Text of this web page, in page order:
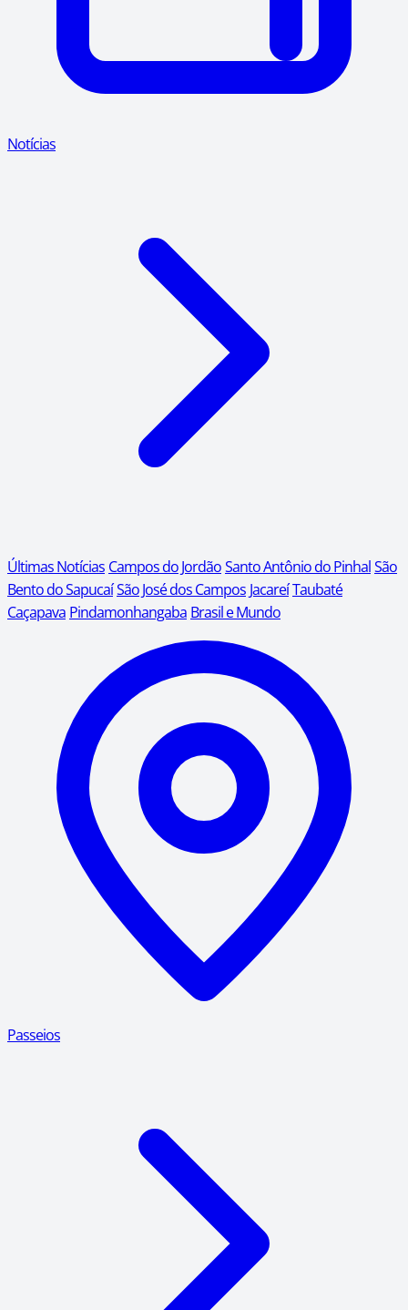
Notícias
Últimas Notícias Campos do JordãoSanto Antônio do PinhalSão
Bento do SapucaíSão José dos Campos JacareíTaubaté
Caçapava Pindamonhangaba Brasil e Mundo
Passeios